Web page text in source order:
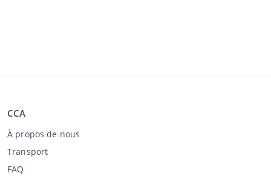
CCA
À propos de nous
Transport
FAQ